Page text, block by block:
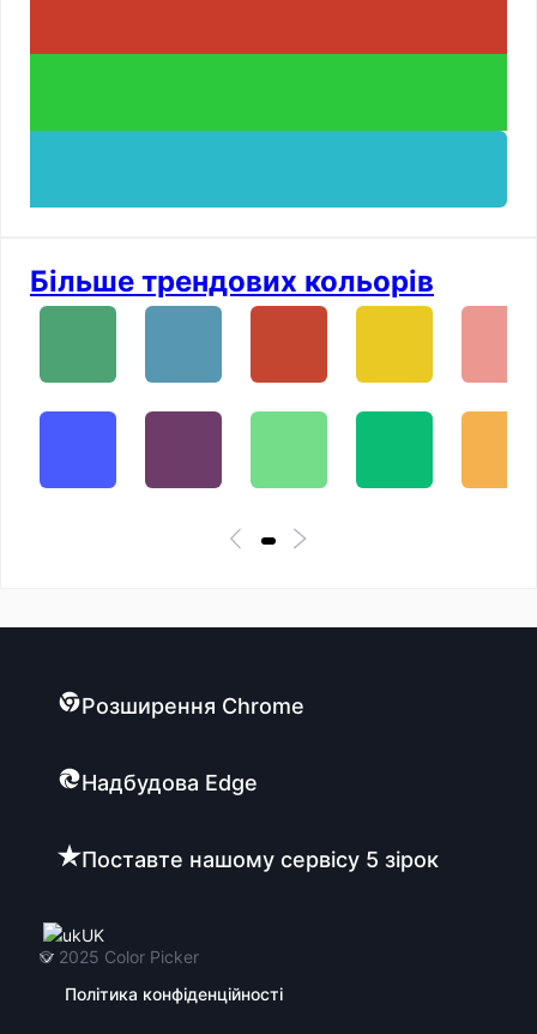
Більше трендових кольорів
Розширення Chrome
Надбудова Edge
Поставте нашому сервісу 5 зірок
UK
© 2025 Color Picker
Політика конфіденційності